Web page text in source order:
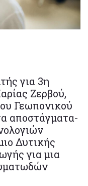
για 3η
Ζερβού,
Γεωπονικού
αποστάγματα-
Δυτικής
για μια